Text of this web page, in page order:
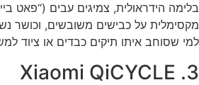
בלימה הידראולית, צמיגים עבים (“פאט
מקסימלית על כבישים משובשים, וכושר
למי שסוחב איתו תיקים כבדים או ציוד
3. Xiaomi QiCYCLE